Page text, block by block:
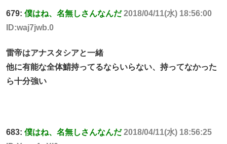
679: 僕はね、名無しさんなんだ 2018/04/11(水) 18:56:00
ID:waj7jwb.0
雷帝はアナスタシアと一緒
他に有能な全体鯖持ってるならいらない、持ってなかった
ら十分強い
683: 僕はね、名無しさんなんだ 2018/04/11(水) 18:56:25